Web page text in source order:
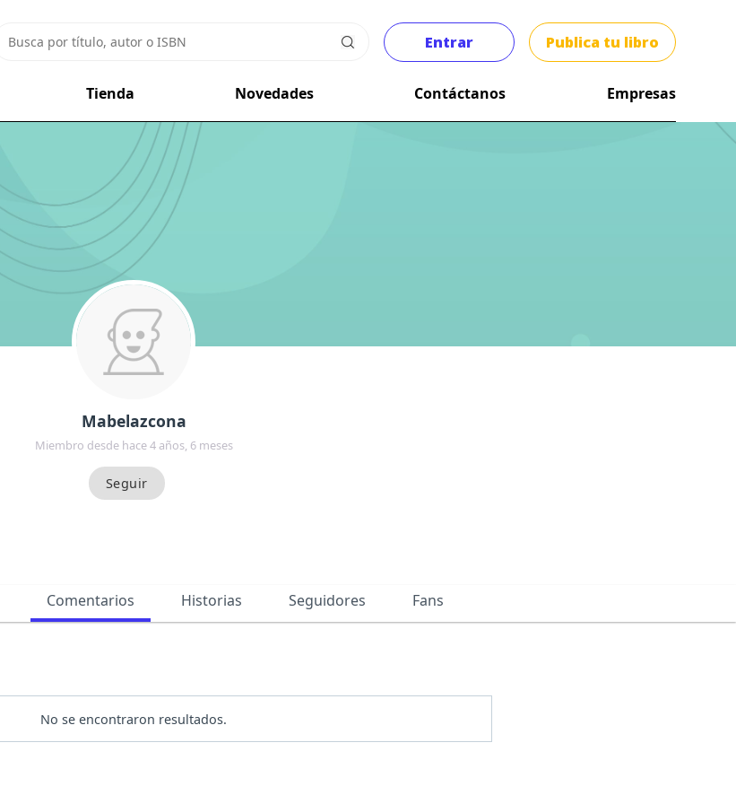
Entrar Publica tu libro
Tienda Novedades Contáctanos Empresas
Mabelazcona
Miembro desde hace 4 años, 6 meses
Comentarios Historias Seguidores Fans
No se encontraron resultados.